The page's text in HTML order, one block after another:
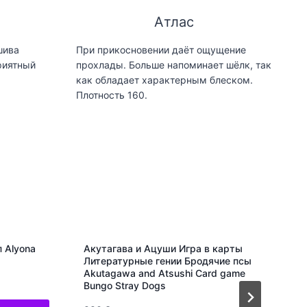
Атлас
При прикосновении даёт ощущение
прохлады. Больше напоминает шёлк, так
как обладает характерным блеском.
Плотность 160.
Alyona
Акутагава и Ацуши Игра в карты
Литературные гении Бродячие псы
Akutagawa and Atsushi Card game
Bungo Stray Dogs